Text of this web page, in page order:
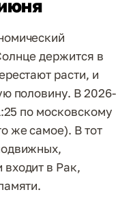
держится в
расти, и
половину. В 2026-
по московскому
же самое). В тот
входит в Рак,